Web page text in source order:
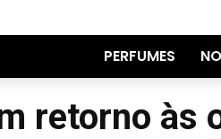
PERFUMES
retorno às